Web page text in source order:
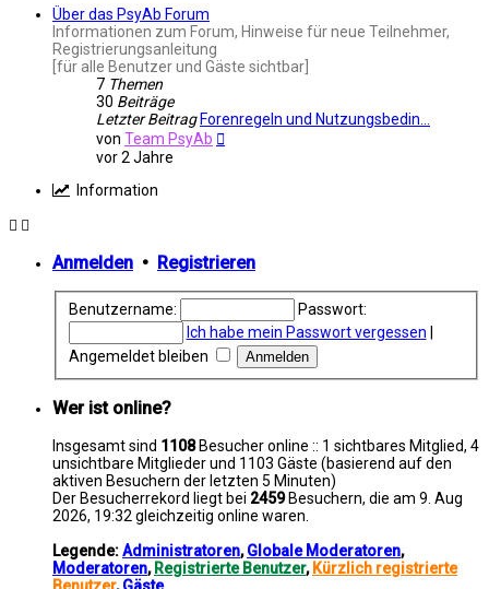
Über das PsyAb Forum
Informationen zum Forum, Hinweise für neue Teilnehmer,
Registrierungsanleitung
[für alle Benutzer und Gäste sichtbar]
7 Themen
30 Beiträge
Letzter Beitrag Forenregeln und Nutzungsbedin…
von Team PsyAb
vor 2 Jahre
Information
Anmelden • Registrieren
Benutzername:
Passwort:
Ich habe mein Passwort vergessen
Angemeldet bleiben
Wer ist online?
Insgesamt sind 1108Besucher online :: 1 sichtbares Mitglied, 4
unsichtbare Mitglieder und 1103 Gäste (basierend auf den
aktiven Besuchern der letzten 5 Minuten)
Der Besucherrekord liegt bei 2459Besuchern, die am 9. Aug
2026, 19:32 gleichzeitig online waren.
Legende:Administratoren,Globale Moderatoren,
Moderatoren, Registrierte Benutzer, Kürzlich registrierte
Benutzer,Gäste